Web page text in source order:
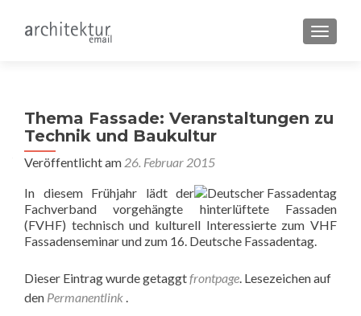
Thema Fassade: Veranstaltungen zu
Technik und Baukultur
Veröffentlicht am 26. Februar 2015
In diesem Frühjahr lädt der
Fachverband vorgehängte hinterlüftete Fassaden
(FVHF) technisch und kulturell Interessierte zum VHF
Fassadenseminar und zum 16. Deutsche Fassadentag.
Dieser Eintrag wurde getaggtfrontpage. Lesezeichen auf
den Permanentlink .